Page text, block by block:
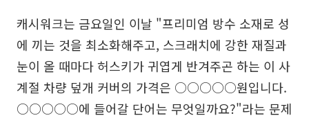
캐시워크는 금요일인 이날 "프리미엄 방수 소재로 성
에 끼는 것을 최소화해주고, 스크래치에 강한 재질과
눈이 올 때마다 허스키가 귀엽게 반겨주곤 하는 이 사
계절 차량 덮개 커버의 가격은 ○○○○○원입니다.
○○○○○에 들어갈 단어는 무엇일까요?"라는 문제